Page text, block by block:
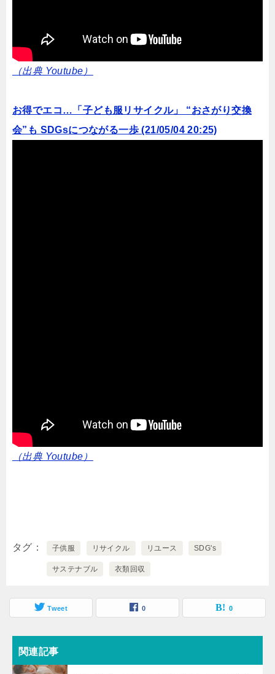
（出典 Youtube）
お得でエコ…「子ども服リサイクル」 “おさがり交換
会”も SDGsにつながる一歩 (21/05/04 20:25)
（出典 Youtube）
タグ 子供服 リサイクル リユース SDG's
サステナブル 衣類回収
Tweet 0 0
関連記事